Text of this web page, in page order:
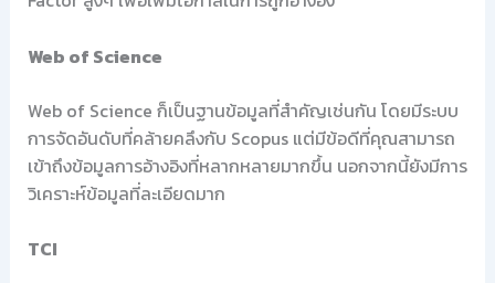
Web of Science
Web of Science ก็เป็นฐานข้อมูลที่สำคัญเช่นกัน โดยมีระบบ
การจัดอันดับที่คล้ายคลึงกับ Scopus แต่มีข้อดีที่คุณสามารถ
เข้าถึงข้อมูลการอ้างอิงที่หลากหลายมากขึ้น นอกจากนี้ยังมีการ
วิเคราะห์ข้อมูลที่ละเอียดมาก
TCI